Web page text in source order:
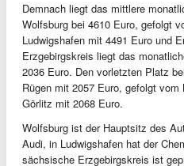
Demnach liegt das mittlere
Wolfsburg bei 4610 Euro, gefolgt
Ludwigshafen mit 4491 Euro und
Erzgebirgskreis liegt das
2036 Euro. Den vorletzten Platz
Rügen mit 2057 Euro, gefolgt
Görlitz mit 2068 Euro.
Wolfsburg ist der Hauptsitz des
Audi, in Ludwigshafen hat der
sächsische Erzgebirgskreis ist